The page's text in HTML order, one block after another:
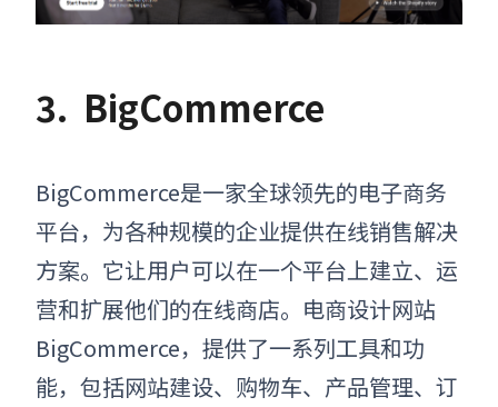
3. BigCommerce
BigCommerce是一家全球领先的电子商务
平台，为各种规模的企业提供在线销售解决
方案。它让用户可以在一个平台上建立、运
营和扩展他们的在线商店。电商设计网站
BigCommerce，提供了一系列工具和功
能，包括网站建设、购物车、产品管理、订